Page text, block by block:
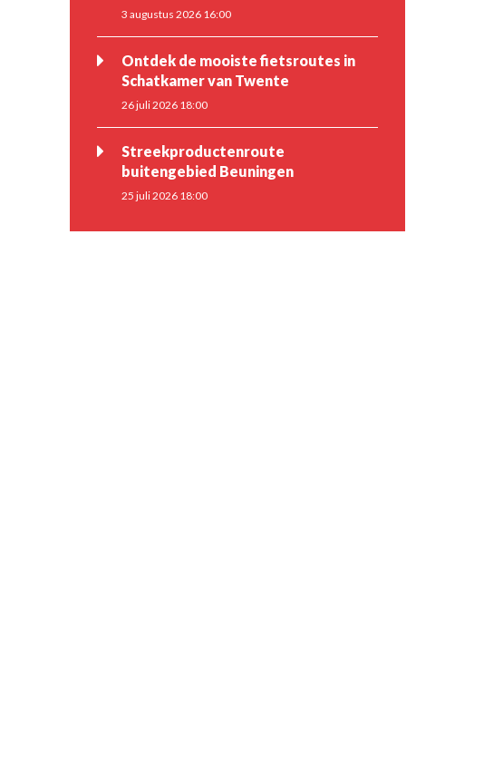
3 augustus 2026 16:00
Ontdek de mooiste fietsroutes in
Schatkamer van Twente
26 juli 2026 18:00
Streekproductenroute
buitengebied Beuningen
25 juli 2026 18:00